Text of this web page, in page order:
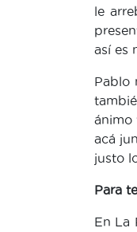
le
así es
Pablo
ánimo
acá
justo
Para
En La